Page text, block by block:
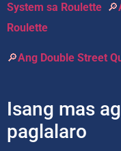
System sa Roulette 🔎
Roulette
🔎Ang Double Street
Isang mas
paglalaro